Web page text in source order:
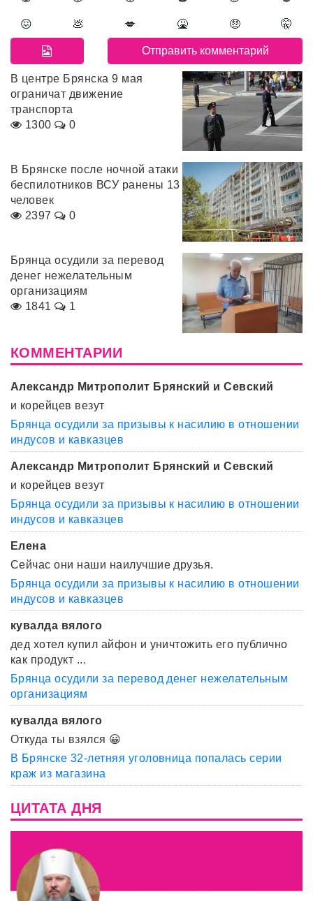
😖 💩 💋 🤮 🤑 🤫
В центре Брянска 9 мая
ограничат движение
транспорта
1300
0
В Брянске после ночной атаки
беспилотников ВСУ ранены 13
человек
2397
0
Брянца осудили за перевод
денег нежелательным
организациям
1841
1
КОММЕНТАРИИ
Александр Митрополит Брянский и Севский
и корейцев везут
Брянца осудили за призывы к насилию в отношении
индусов и кавказцев
Александр Митрополит Брянский и Севский
и корейцев везут
Брянца осудили за призывы к насилию в отношении
индусов и кавказцев
Елена
Сейчас они наши наилучшие друзья.
Брянца осудили за призывы к насилию в отношении
индусов и кавказцев
кувалда вялого
дед хотел купил айфон и уничтожить его публично
как продукт ...
Брянца осудили за перевод денег нежелательным
организациям
кувалда вялого
Откуда ты взялся 😀
В Брянске 32-летняя уголовница попалась серии
краж из магазина
ЦИТАТА ДНЯ